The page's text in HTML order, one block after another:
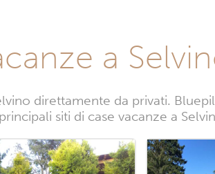
a
direttamente da privati.
siti di case vacanze a